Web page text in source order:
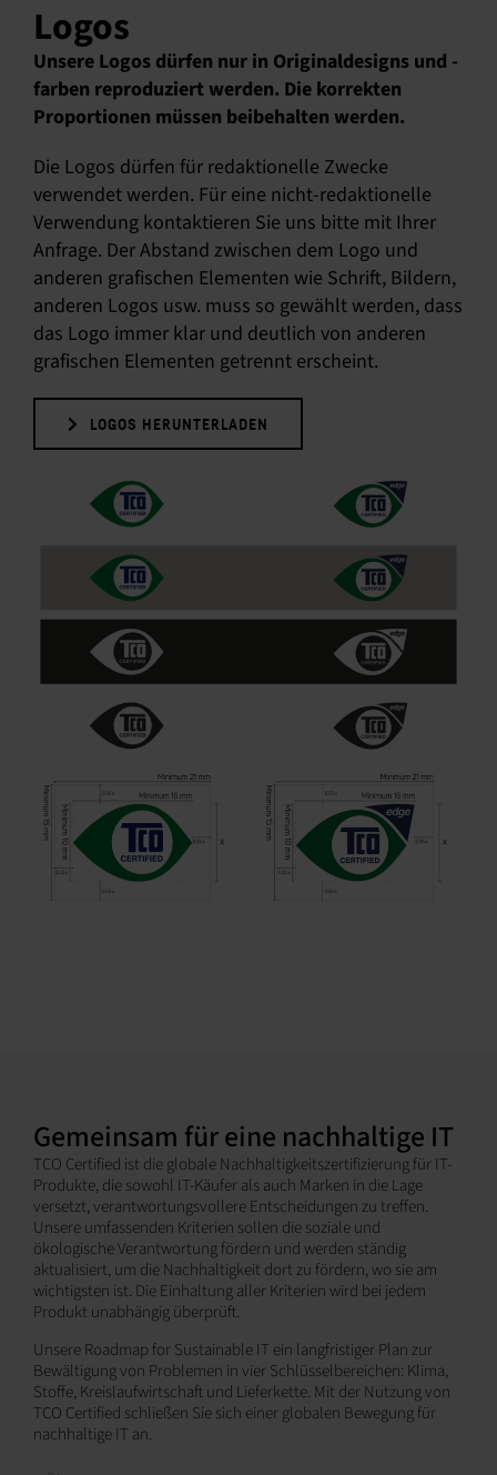
Logos
Unsere Logos dürfen nur in Originaldesigns und -
farben reproduziert werden. Die korrekten
Proportionen müssen beibehalten werden.
Die Logos dürfen für redaktionelle Zwecke
verwendet werden. Für eine nicht-redaktionelle
Verwendung kontaktieren Sie uns bitte mit Ihrer
Anfrage. Der Abstand zwischen dem Logo und
anderen grafischen Elementen wie Schrift, Bildern,
anderen Logos usw. muss so gewählt werden, dass
das Logo immer klar und deutlich von anderen
grafischen Elementen getrennt erscheint.
LOGOS HERUNTERLADEN
Gemeinsam für eine nachhaltige IT
TCO Certified ist die globale Nachhaltigkeitszertifizierung für IT-
Produkte, die sowohl IT-Käufer als auch Marken in die Lage
versetzt, verantwortungsvollere Entscheidungen zu treffen.
Unsere umfassenden Kriterien sollen die soziale und
ökologische Verantwortung fördern und werden ständig
aktualisiert, um die Nachhaltigkeit dort zu fördern, wo sie am
wichtigsten ist. Die Einhaltung aller Kriterien wird bei jedem
Produkt unabhängig überprüft.
Unsere Roadmap for Sustainable IT ein langfristiger Plan zur
Bewältigung von Problemen in vier Schlüsselbereichen: Klima,
Stoffe, Kreislaufwirtschaft und Lieferkette. Mit der Nutzung von
TCO Certified schließen Sie sich einer globalen Bewegung für
nachhaltige IT an.